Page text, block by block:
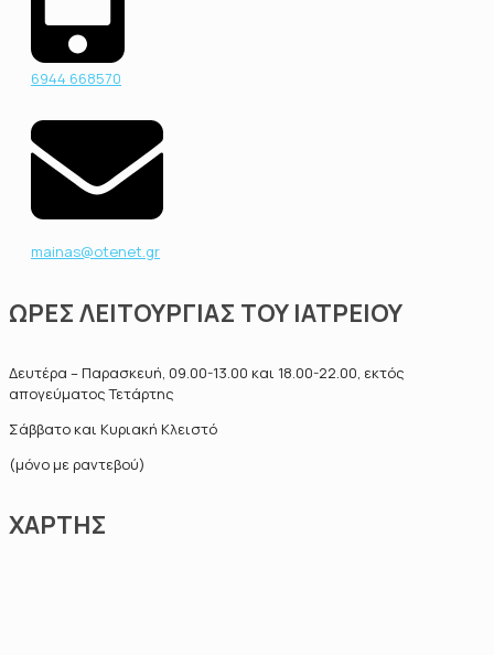
6944 668570
mainas@otenet.gr
ΩΡΕΣ ΛΕΙΤΟΥΡΓΙΑΣ ΤΟΥ ΙΑΤΡΕΙΟΥ
Δευτέρα – Παρασκευή, 09.00-13.00 και 18.00-22.00, εκτός
απογεύματος Τετάρτης
Σάββατο και Κυριακή Κλειστό
(μόνο με ραντεβού)
ΧΑΡΤΗΣ